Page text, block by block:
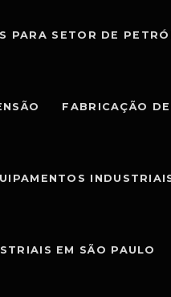
PARA SETOR DE
FABRICAÇÃO
EM SÃO PAULO